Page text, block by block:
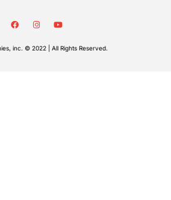
inc. © 2022 | All Rights Reserved.